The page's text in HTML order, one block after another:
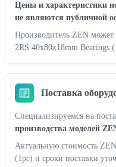
Цены и характеристики
не являются публичной
Производитель ZEN
2RS 40x80x18mm Bearings
Поставка
Специализируемся на
производства моделей
Актуальную стоимость
(1pc) и сроки поставки